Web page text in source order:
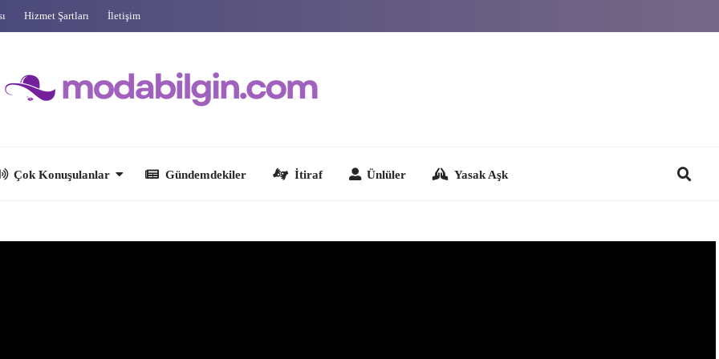
Hizmet Şartları İletişim